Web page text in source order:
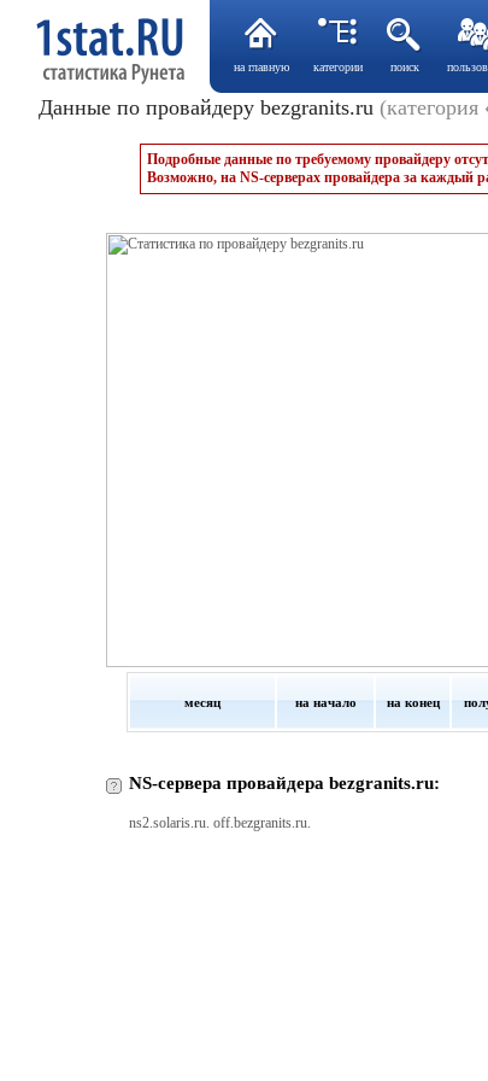
на главную категории поиск
Данные по провайдеру bezgranits.ru
Подробные данные по требуемому провайдеру
Возможно, на NS-серверах провайдера за каждый
месяц на начало на конец
NS-сервера провайдера bezgranits.ru:
ns2.solaris.ru. off.bezgranits.ru.